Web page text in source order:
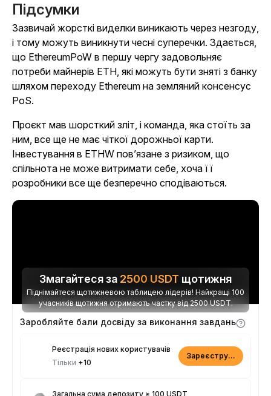
Підсумки
Зазвичай жорсткі виделки виникають через незгоду,
і тому можуть виникнути чесні суперечки. Здається,
що EthereumPoW в першу чергу задовольняє
потреби майнерів ETH, які можуть бути зняті з банку
шляхом переходу Ethereum на земляний консенсус
PoS.
Проєкт мав шорсткий зліт, і команда, яка стоїть за
ним, все ще не має чіткої дорожньої карти.
Інвестування в ETHW пов’язане з ризиком, що
спільнота не може витримати себе, хоча її
розробники все ще безперечно сподіваються.
Змагайтеся за 2500 USDT щотижня
Піднімайтеся щотижневою таблицею лідерів! Найкращі 100
учасників щотижня отримають частку від 2500 USDT.
Заробляйте бали досвіду за виконання завдань
Реєстрація нових користувачів
Тільки +10
Зареєструватися
Загальна сума депозиту ≥ 100 USDT